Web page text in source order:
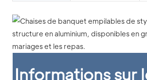
Informations sur